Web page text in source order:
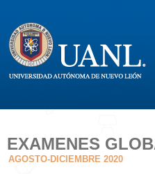
Acerca de
EXAMENES
AGOSTO-DICIEMBRE 2020